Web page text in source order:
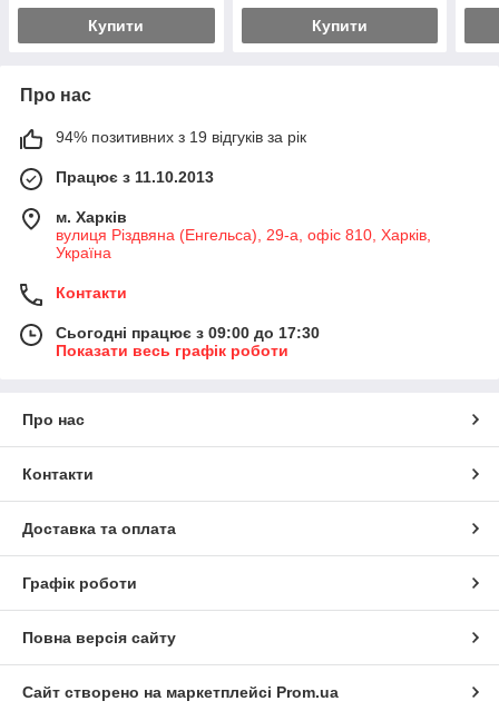
Купити Купити
Про нас
94% позитивних з 19 відгуків за рік
Працює з 11.10.2013
м. Харків
вулиця Різдвяна (Енгельса), 29-а, офіс 810, Харків,
Україна
Контакти
Сьогодні працює з 09:00 до 17:30
Показати весь графік роботи
Про нас
Контакти
Доставка та оплата
Графік роботи
Повна версія сайту
Сайт створено на маркетплейсі Prom.ua